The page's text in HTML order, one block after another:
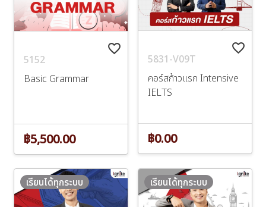
favorite_border
5152
Basic Grammar
฿5,500.00
favorite_border
5831-V09T
คอร์สก้าวแรก Intensive
IELTS
฿0.00
เรียนได้ทุกระบบ เรียนได้ทุกระบบ